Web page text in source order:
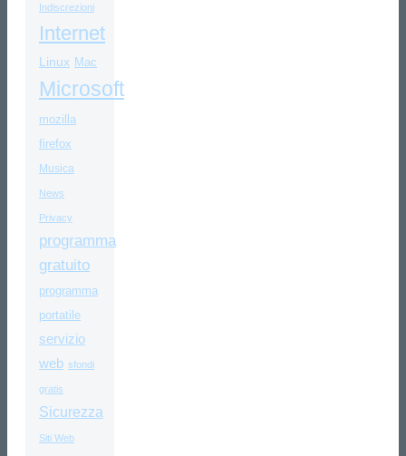
Indiscrezioni
Internet
Linux Mac
Microsoft
mozilla
firefox
Musica
News
Privacy
programma
gratuito
programma
portatile
servizio
web sfondi
gratis
Sicurezza
Siti Web